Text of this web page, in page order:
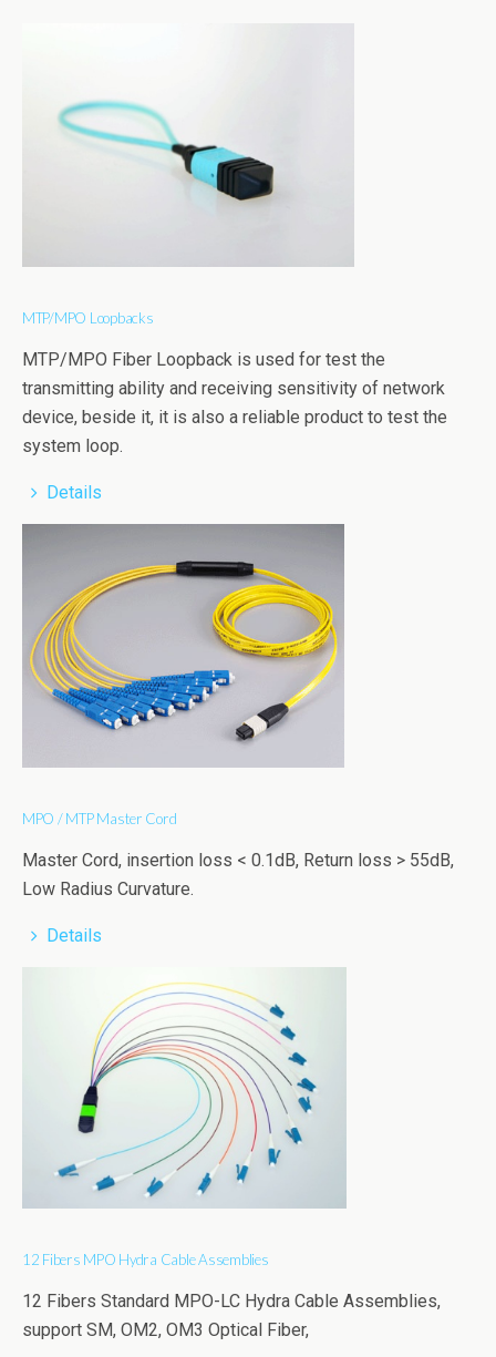
MTP/MPO Loopbacks
MTP/MPO Fiber Loopback is used for test the
transmitting ability and receiving sensitivity of network
device, beside it, it is also a reliable product to test the
system loop.
Details
MPO / MTP Master Cord
Master Cord, insertion loss < 0.1dB, Return loss > 55dB,
Low Radius Curvature.
Details
12 Fibers MPO Hydra Cable Assemblies
12 Fibers Standard MPO-LC Hydra Cable Assemblies,
support SM, OM2, OM3 Optical Fiber,